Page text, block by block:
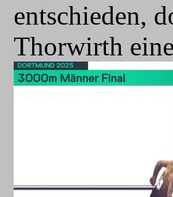
entschieden,
Thorwirth